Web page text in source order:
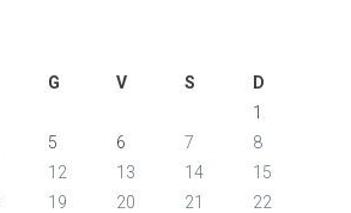
G V S
D
1
5 6 7
8
12 13 14
15
19 20 21
22